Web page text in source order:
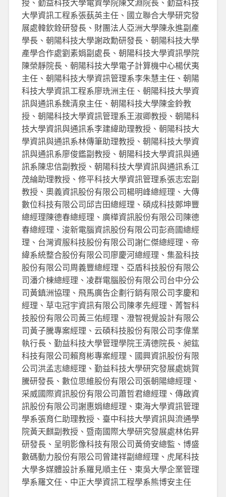
授、勤益科技大學電資學院陳文淵院長、勤益科技
大學資訊工程系張蓺英主任、國立聯合大學研究發
展處韓欽銓研發長、財團法人亞洲大學陳永進副產
學長、朝陽科技大學謝政勳研發長、朝陽科技大學
產學合作處劉素娟副處長、朝陽科技大學資訊學院
陳榮靜院長、朝陽科技大學電子計算機中心楊伏夷
主任、朝陽科技大學資訊管理系李朱慧主任、朝陽
科技大學資訊工程系廖珗洲主任、朝陽科技大學資
訊與通訊系魏清泉主任、朝陽科技大學陳金鈴教
授、朝陽科技大學資訊管理系王淑卿教授、朝陽科
技大學資訊與通訊系李建緯助理教授、朝陽科技大
學資訊與通訊系林傳筆助理教授、朝陽科技大學資
訊與通訊系廖俊鑑副教授、朝陽科技大學資訊與通
訊系陳忠信副教授、朝陽科技大學資訊與通訊系江
茂綸助理教授、修平科技大學資訊管理系張志宏副
教授、奧義資訊股份有限公司楊明峰總經理、大傳
數位科技有限公司邱吉田總經理、碩成科技鄭坤豐
總經理陳德春總經理、廣樺資訊股份有限公司陳德
春總經理、浚新電腦資訊股份有限公司彭商國總經
理、台灣資服科技股份有限公司謝仁傑總經理、帝
緯系統整合股份有限公司廖慶河總經理、集盈科技
股份有限公司周義豐總經理、亞盾科技股份有限公
司潘介棟總經理、凌群電腦股份有限公司台中分公
司黃鎮洲協理、飛馬廣告企劃行銷有限公司李慶和
經理、草屯冠宇資訊有限公司陳孝先經理、菁智科
技股份有限公司黃三佑經理、澄智視覺設計有限公
司黃子騰專案經理、云碩科技股份有限公司李偉業
執行長、勤益科技大學管理學院王清德院長、昶鈜
科技有限公司賴育彬專案經理、國興資訊股份有限
公司洪孟志總經理、勤益科技大學研究發展處姚賀
騰研發長、數位思維股份有限公司張朝陽總經理、
采威國際資訊股份有限公司蕭哲君總經理、傳啟資
訊股份有限公司謝惠娟總經理、東海大學資訊管理
學系張育仁助理教授、臺中科技大學資訊與流通學
院黃天麒副教授、暨南國際大學研究發展處林佑昇
研發長、呈明影像科技有限公司黃倚安總監、博盛
數碼動力股份有限公司曾建祥副總經理、虎尾科技
大學多媒體設計系羅見順主任、東吳大學企業管理
學系羅文任、中正大學資訊工程學系熊博安主任